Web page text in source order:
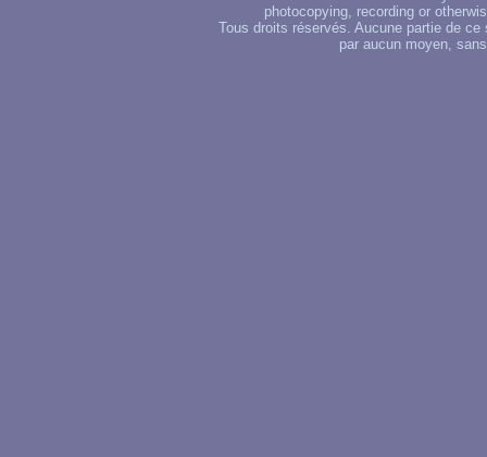
photocopying, recording or
Tous droits réservés. Aucune partie de
par aucun moyen,